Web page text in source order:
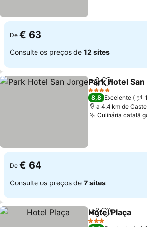
De € 63
Consulte os preços de 12 sites
PartilharAdicionar
Park Hotel
4 Estrelas
8,8 Excelente
a 4.4 km de
Culinária catalã
De € 64
Consulte os preços de 7 sites
PartilharAdicionar
Hotel Plaça
3 Estrelas